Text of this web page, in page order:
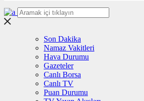
Son Dakika
Namaz Vakitleri
Hava Durumu
Gazeteler
Canlı Borsa
Canlı TV
Puan Durumu